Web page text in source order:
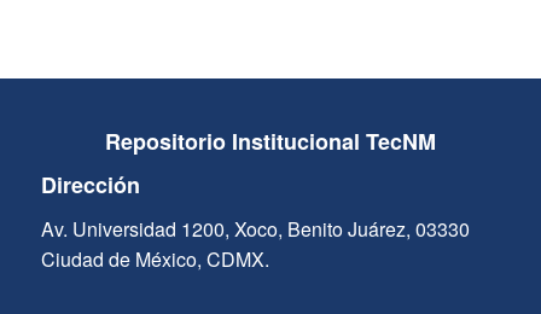
Repositorio Institucional TecNM
Dirección
Av. Universidad 1200, Xoco, Benito Juárez, 03330
Ciudad de México, CDMX.